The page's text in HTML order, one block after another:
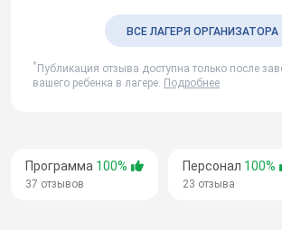
Программа 100%
37 отзывов
Персонал 100%
23 отзыва
ВСЕ ЛАГЕРЯ ОРГАНИЗАТОРА
* Публикация отзыва доступна только после
вашего ребенка в лагере. Подробнее